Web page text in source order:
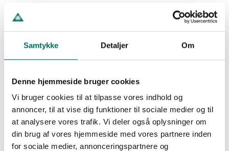
Samtykke Detaljer Om
Denne hjemmeside bruger cookies
Vi bruger cookies til at tilpasse vores indhold og
annoncer, til at vise dig funktioner til sociale medier og til
at analysere vores trafik. Vi deler også oplysninger om
din brug af vores hjemmeside med vores partnere inden
for sociale medier, annonceringspartnere og
Ansvarlighed
Viborg FF samler sit arbejde med ansvarlighed
Læs artikel
Fredag D. 14/8 KL. 19:00
Energi Viborg Arena
T